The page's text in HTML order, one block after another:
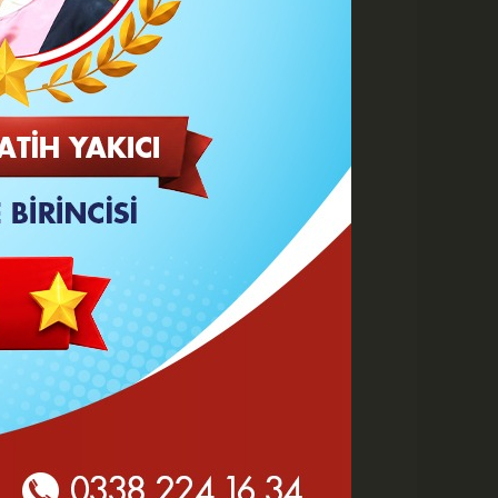
Karaman 2. OSB'de Altyapı
Çalışmaları Masaya Yatırıldı
Hasan Bircan Hayatını
Kaybetti
Takvimi Başlıyor
Yeni Parti'de değişen sadece
tabela ve bina mı?
KMÜ Sanat, Tasarım ve
Mimarlık Fakültesinde Özel